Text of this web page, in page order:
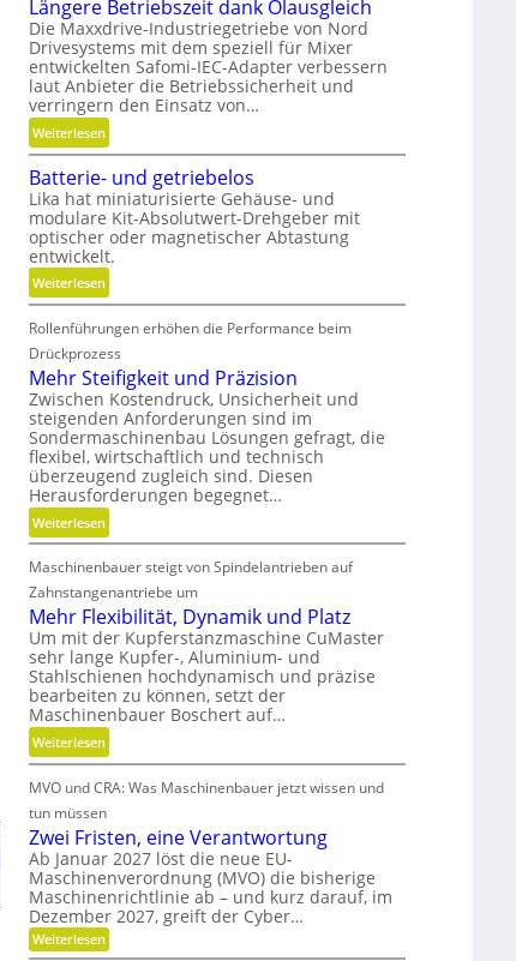
n
Längere Betriebszeit dank Ölausgleich
Die Maxxdrive-Industriegetriebe von Nord
Drivesystems mit dem speziell für Mixer
entwickelten Safomi-IEC-Adapter verbessern
laut Anbieter die Betriebssicherheit und
verringern den Einsatz von…
Weiterlesen:
L
ä
n
g
e
r
e
e
t
r
e
b
s
z
e
i
t
d
a
n
k
Ö
l
a
u
s
g
l
e
i
c
h
Batterie- und getriebelos
Lika hat miniaturisierte Gehäuse- und
modulare Kit-Absolutwert-Drehgeber mit
optischer oder magnetischer Abtastung
entwickelt.
Weiterlesen:
B
a
t
t
e
r
i
e
-
u
n
g
e
t
r
i
e
b
e
l
o
Rollenführungen erhöhen die Performance beim
Drückprozess
Mehr Steifigkeit und Präzision
Zwischen Kostendruck, Unsicherheit und
steigenden Anforderungen sind im
Sondermaschinenbau Lösungen gefragt, die
flexibel, wirtschaftlich und technisch
überzeugend zugleich sind. Diesen
Herausforderungen begegnet…
Weiterlesen:
M
e
h
r
S
t
e
i
f
i
g
k
e
i
t
u
n
d
P
Maschinenbauer steigt von Spindelantrieben auf
Zahnstangenantriebe um
Mehr Flexibilität, Dynamik und Platz
Um mit der Kupferstanzmaschine CuMaster
sehr lange Kupfer-, Aluminium- und
Stahlschienen hochdynamisch und präzise
bearbeiten zu können, setzt der
Maschinenbauer Boschert auf…
Weiterlesen:
M
e
h
r
F
l
e
x
i
MVO und CRA: Was Maschinenbauer jetzt wissen und
tun müssen
Zwei Fristen, eine Verantwortung
Ab Januar 2027 löst die neue EU-
Maschinenverordnung (MVO) die bisherige
Maschinenrichtlinie ab – und kurz darauf, im
Dezember 2027, greift der Cyber…
Weiterlesen:
Z